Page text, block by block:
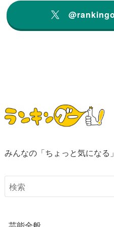
みんなの「ちょっと気になる